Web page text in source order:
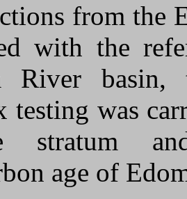
from the
with the
River
testing was
and
age of